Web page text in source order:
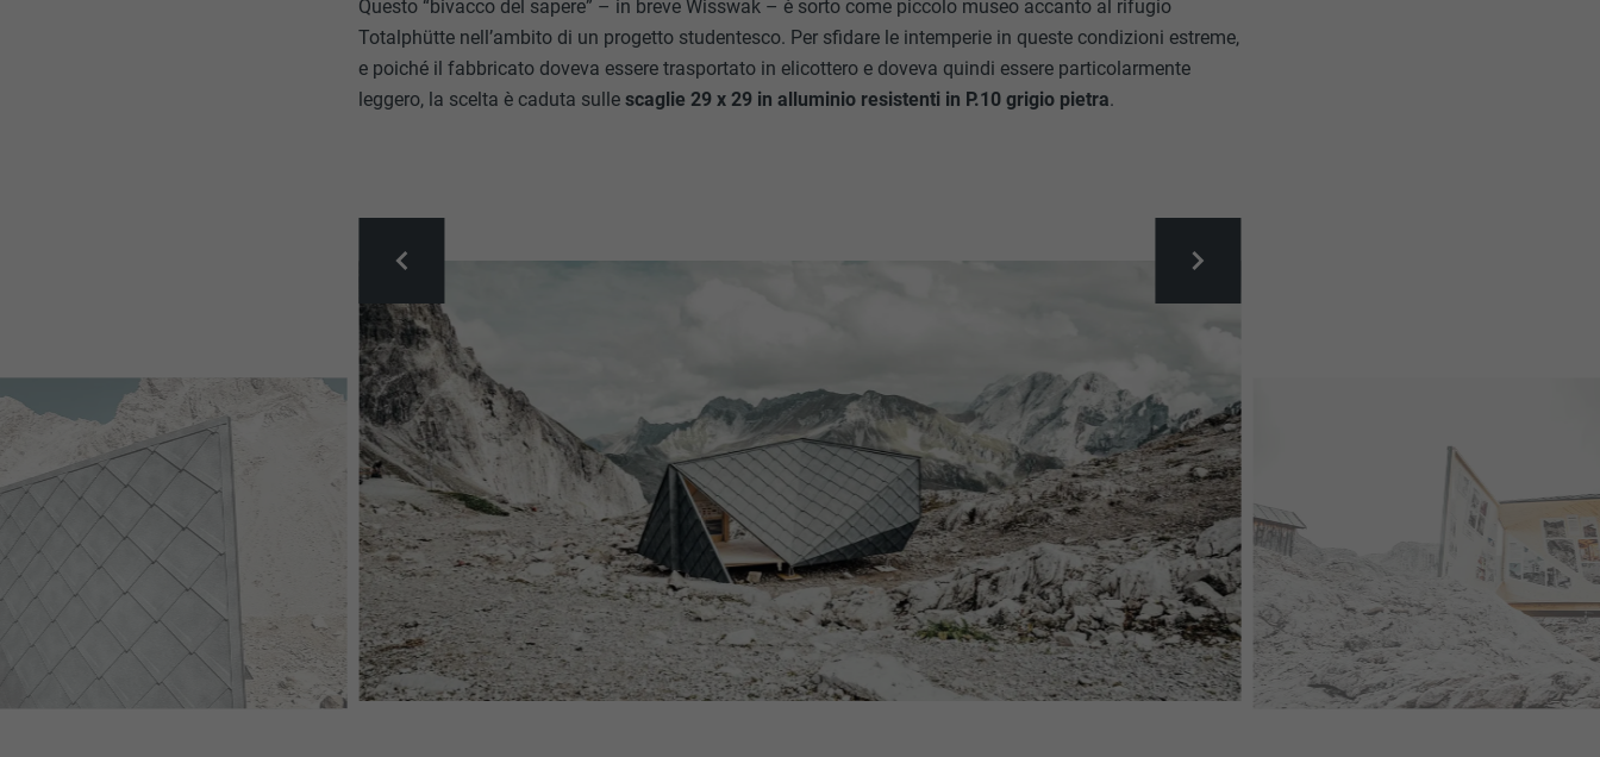
Questo “bivacco del sapere” – in breve Wisswak – è sorto come piccolo museo accanto al rifugio
Totalphütte nell’ambito di un progetto studentesco. Per sfidare le intemperie in queste condizioni estreme,
e poiché il fabbricato doveva essere trasportato in elicottero e doveva quindi essere particolarmente
leggero, la scelta è caduta sullescaglie 29 x 29 in alluminio resistenti in P.10 grigio pietra.